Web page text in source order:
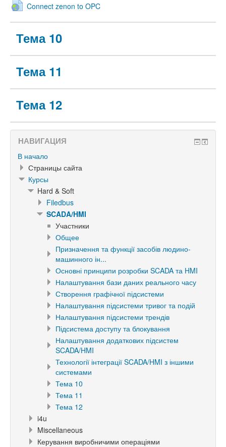
Connect zenon to OPC
Тема 10
Тема 11
Тема 12
НАВИГАЦИЯ
В начало
Страницы сайта
Курсы
Hard & Soft
Filedbus
SCADA/HMI
Участники
Общее
Призначення та функції засобів людино-
машинного ін...
Основні принципи розробки SCADA та HMI
Налаштування бази даних реального часу
Створення графічної підсистеми
Налаштування підсистеми тривог та подій
Налаштування підсистеми трендів
Підсистема доступу та блокування
Налаштування додаткових підсистем
SCADA/HMI
Технології інтеграції SCADA/HMI з іншими
системами
Тема 10
Тема 11
Тема 12
i4u
Miscellaneous
Керування виробничими операціями